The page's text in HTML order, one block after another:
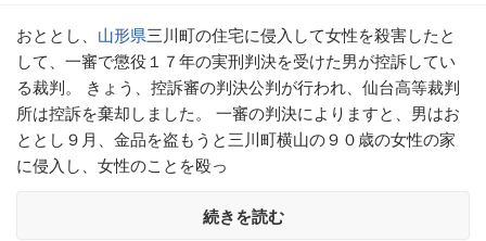
おととし、 山形県三川町の住宅に侵入して女性を殺害したと
して、一審で懲役１７年の実刑判決を受けた男が控訴してい
る裁判。 きょう、控訴審の判決公判が行われ、仙台高等裁判
所は控訴を棄却しました。 一審の判決によりますと、男はお
ととし９月、金品を盗もうと三川町横山の９０歳の女性の家
に侵入し、女性のことを殴っ
続きを読む